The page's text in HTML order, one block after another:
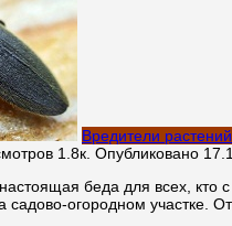
Вредители растений
1.8к. Опубликовано
беда для всех, кто
садово-огородном участке.